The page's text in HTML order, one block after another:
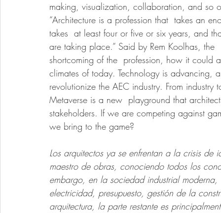
making, visualization, collaboration, and so
“Architecture is a profession that  takes an
takes  at least four or five or six years, and
are taking place.” Said by Rem Koolhas,
shortcoming of the  profession, how it
climates of today. Technology is advancing,
revolutionize the AEC industry. From
Metaverse is a new  playground that
stakeholders. If we are competing against
we bring to the game?
Los arquitectos ya se enfrentan a la crisis
maestro de obras, conociendo todos los
embargo, en la sociedad industrial
electricidad, presupuesto, gestión de la
arquitectura, la parte restante es